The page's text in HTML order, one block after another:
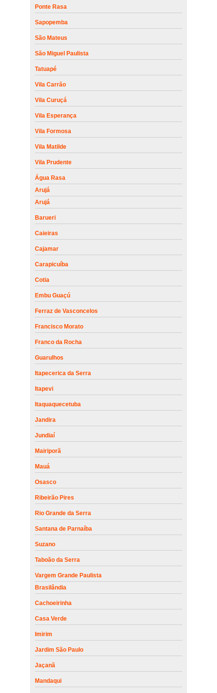
Ponte Rasa
Sapopemba
São Mateus
São Miguel Paulista
Tatuapé
Vila Carrão
Vila Curuçá
Vila Esperança
Vila Formosa
Vila Matilde
Vila Prudente
Água Rasa
Arujá
Arujá
Barueri
Caieiras
Cajamar
Carapicuíba
Cotia
Embu Guaçú
Ferraz de Vasconcelos
Francisco Morato
Franco da Rocha
Guarulhos
Itapecerica da Serra
Itapevi
Itaquaquecetuba
Jandira
Jundiaí
Mairiporã
Mauá
Osasco
Ribeirão Pires
Rio Grande da Serra
Santana de Parnaíba
Suzano
Taboão da Serra
Vargem Grande Paulista
Brasilândia
Cachoeirinha
Casa Verde
Imirim
Jardim São Paulo
Jaçanã
Mandaqui